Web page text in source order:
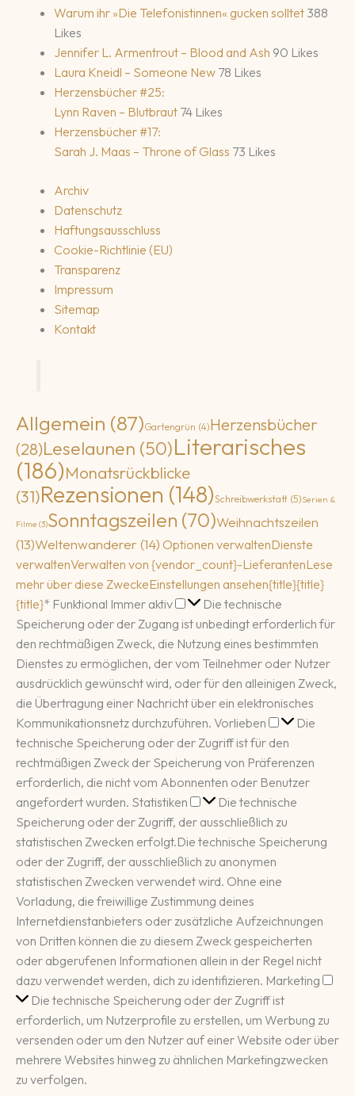
Warum ihr »Die Telefonistinnen« gucken solltet 388
Likes
Jennifer L. Armentrout – Blood and Ash 90 Likes
Laura Kneidl – Someone New 78 Likes
Herzensbücher #25:
Lynn Raven – Blutbraut 74 Likes
Herzensbücher #17:
Sarah J. Maas – Throne of Glass 73 Likes
Archiv
Datenschutz
Haftungsausschluss
Cookie-Richtlinie (EU)
Transparenz
Impressum
Sitemap
Kontakt
Allgemein (87)Gartengrün (4)Herzensbücher
(28)Leselaunen (50)Literarisches
(186)Monatsrückblicke
(31)Rezensionen (148)Schreibwerkstatt (5)Serien &
Filme (3)Sonntagszeilen (70)Weihnachtszeilen
(13)Weltenwanderer (14) Optionen verwaltenDienste
verwaltenVerwalten von {vendor_count}-LieferantenLese
mehr über diese ZweckeEinstellungen ansehen{title}{title}
{title}* Funktional Immer aktiv Funktional
Die technische
Speicherung oder der Zugang ist unbedingt erforderlich für
den rechtmäßigen Zweck, die Nutzung eines bestimmten
Dienstes zu ermöglichen, der vom Teilnehmer oder Nutzer
ausdrücklich gewünscht wird, oder für den alleinigen Zweck,
die Übertragung einer Nachricht über ein elektronisches
Kommunikationsnetz durchzuführen. Vorlieben Vorlieben
Die
technische Speicherung oder der Zugriff ist für den
rechtmäßigen Zweck der Speicherung von Präferenzen
erforderlich, die nicht vom Abonnenten oder Benutzer
angefordert wurden. Statistiken Statistiken
Die technische
Speicherung oder der Zugriff, der ausschließlich zu
statistischen Zwecken erfolgt.Die technische Speicherung
oder der Zugriff, der ausschließlich zu anonymen
statistischen Zwecken verwendet wird. Ohne eine
Vorladung, die freiwillige Zustimmung deines
Internetdienstanbieters oder zusätzliche Aufzeichnungen
von Dritten können die zu diesem Zweck gespeicherten
oder abgerufenen Informationen allein in der Regel nicht
dazu verwendet werden, dich zu identifizieren. Marketing
Die technische Speicherung oder der Zugriff ist
erforderlich, um Nutzerprofile zu erstellen, um Werbung zu
versenden oder um den Nutzer auf einer Website oder über
mehrere Websites hinweg zu ähnlichen Marketingzwecken
zu verfolgen.